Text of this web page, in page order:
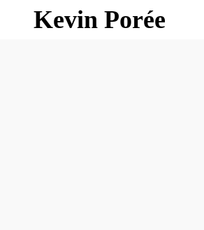
Kevin Porée